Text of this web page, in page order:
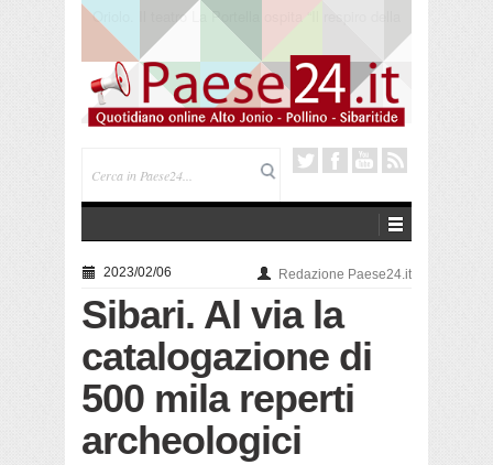
Cerchiara. “Melodie sotto le stelle” al Santuario
Madonna delle Armi
2023/02/06 Redazione Paese24.it
Sibari. Al via la
catalogazione di
500 mila reperti
archeologici